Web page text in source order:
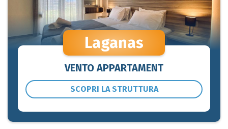
Laganas
VENTO APPARTAMENT
SCOPRI LA STRUTTURA